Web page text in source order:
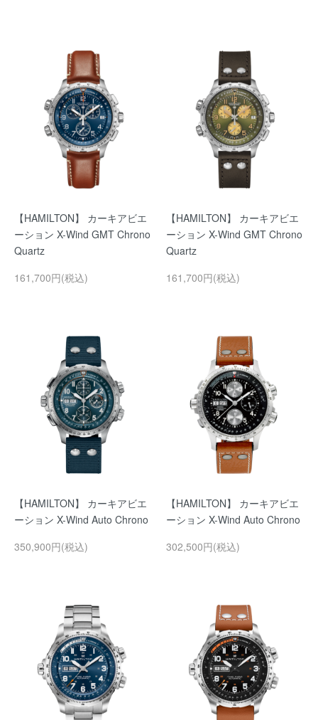
【HAMILTON】 カーキアビエ
ーション X-Wind GMT Chrono
Quartz
161,700円(税込)
【HAMILTON】 カーキアビエ
ーション X-Wind GMT Chrono
Quartz
161,700円(税込)
【HAMILTON】 カーキアビエ
ーション X-Wind Auto Chrono
350,900円(税込)
【HAMILTON】 カーキアビエ
ーション X-Wind Auto Chrono
302,500円(税込)